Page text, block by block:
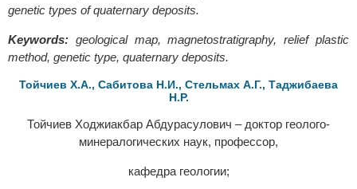
genetic types of quaternary deposits.
Keywords: geological map, magnetostratigraphy, relief plastic
method, genetic type, quaternary deposits.
Тойчиев Х.А., Сабитова Н.И., Стельмах А.Г., Таджибаева
Н.Р.
Тойчиев Ходжиакбар Абдурасулович – доктор геолого-
минералогических наук, профессор,
кафедра геологии;